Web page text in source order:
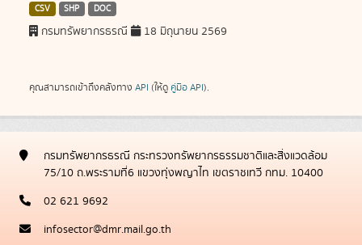
CSV SHP DOC
กรมทรัพยากรธรณี 18 มิถุนายน 2569
คุณสามารถเข้าถึงคลังทาง API (ให้ดู คู่มือ API).
กรมทรัพยากรธรณี กระทรวงทรัพยากรธรรมชาติและสิ่งแวดล้อม
75/10 ถ.พระรามที่6 แขวงทุ่งพญาไท เขตราชเทวี กทม. 10400
02 621 9692
infosector@dmr.mail.go.th